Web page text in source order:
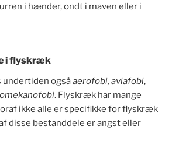
i hænder, ondt i maven eller i
i flyskræk
ogsåaerofobi, aviafobi,
. Flyskræk har mange
ikke alle er specifikke for flyskræk
disse bestanddele er angst eller